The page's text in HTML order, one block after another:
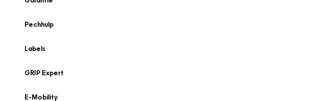
Pechhulp
Labels
GRIP Expert
E-Mobility